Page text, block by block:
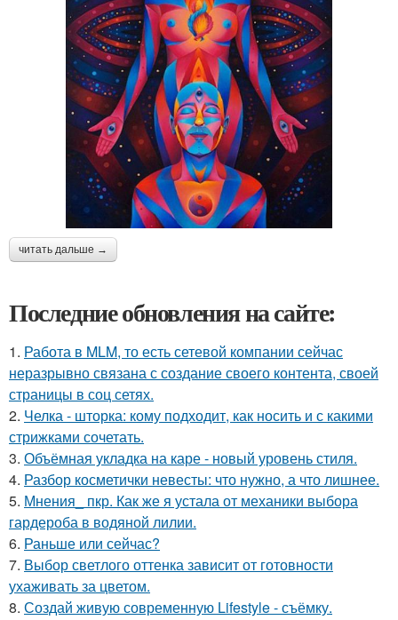
читать дальше →
Последние обновления на сайте:
1. Работа в MLM, то есть сетевой компании сейчас
неразрывно связана с создание своего контента, своей
страницы в соц сетях.
2. Челка - шторка: кому подходит, как носить и с какими
стрижками сочетать.
3. Объёмная укладка на каре - новый уровень стиля.
4. Разбор косметички невесты: что нужно, а что лишнее.
5. Мнения_ пкр. Как же я устала от механики выбора
гардероба в водяной лилии.
6. Раньше или сейчас?
7. Выбор светлого оттенка зависит от готовности
ухаживать за цветом.
8. Создай живую современную Lifestyle - съёмку.